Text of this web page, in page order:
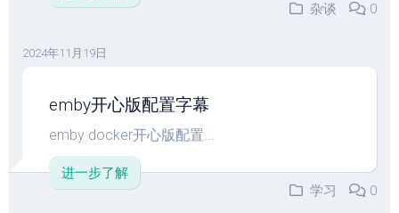
杂谈
0
2024年11月19日
emby开心版配置字幕
emby docker开心版配置...
进一步了解
学习
0